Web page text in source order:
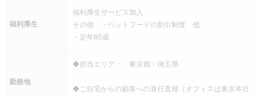
福利厚生
福利厚生サービス加入
その他 ・ペットフードの割引制度 他
・定年65歳
勤務地
◆担当エリア： 東京都・埼玉県
◆ご自宅からの顧客への直行直帰（オフィスは東京本社